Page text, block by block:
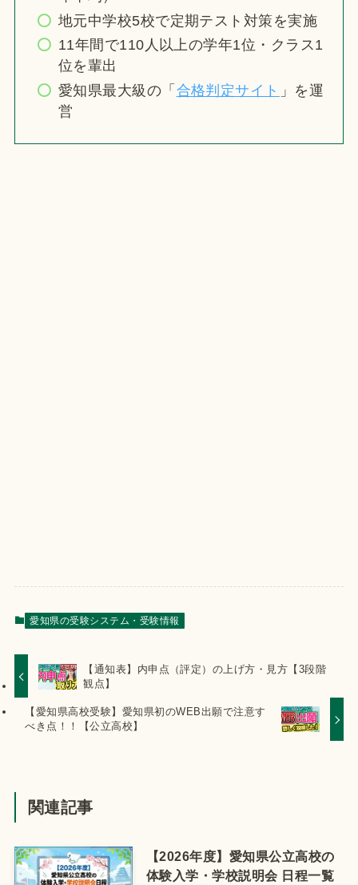
地元中学校5校で定期テスト対策を実施
11年間で110人以上の学年1位・クラス1
位を輩出
愛知県最大級の「 合格判定サイト 」を運
営
愛知県の受験システム・受験情報
【通知表】内申点（評定）の上げ方・見方【3段階
観点】
【愛知県高校受験】愛知県初のWEB出願で注意す
べき点！！【公立高校】
関連記事
【2026年度】愛知県公立高校の
体験入学・学校説明会 日程一覧